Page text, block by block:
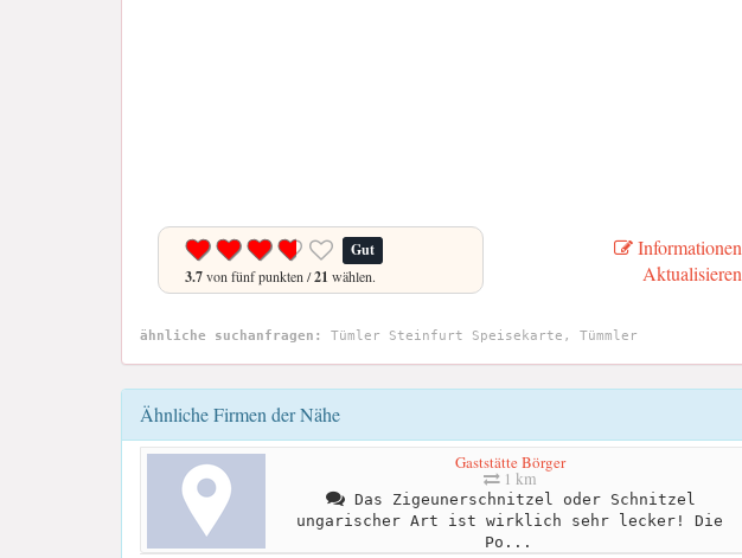
Gut
3.7von fünf punkten /21 wählen.
Informationen
Aktualisieren
ähnliche suchanfragen: Tümler Steinfurt Speisekarte, Tümmler
Ähnliche Firmen der Nähe
Gaststätte Börger
1 km
Das Zigeunerschnitzel oder Schnitzel
ungarischer Art ist wirklich sehr lecker! Die
Po...